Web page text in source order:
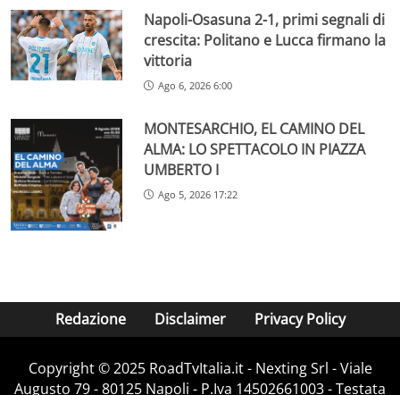
Napoli-Osasuna 2-1, primi segnali di
crescita: Politano e Lucca firmano la
vittoria
Ago 6, 2026 6:00
MONTESARCHIO, EL CAMINO DEL
ALMA: LO SPETTACOLO IN PIAZZA
UMBERTO I
Ago 5, 2026 17:22
Redazione Disclaimer Privacy Policy
Copyright ©️ 2025 RoadTvItalia.it - Nexting Srl - Viale
Augusto 79 - 80125 Napoli - P.Iva 14502661003 - Testata